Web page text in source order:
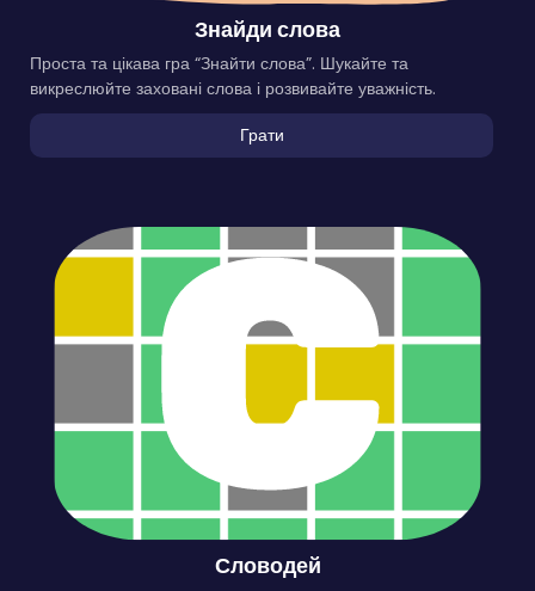
Знайди слова
Проста та цікава гра “Знайти слова”. Шукайте та
викреслюйте заховані слова і розвивайте уважність.
Грати
Словодей